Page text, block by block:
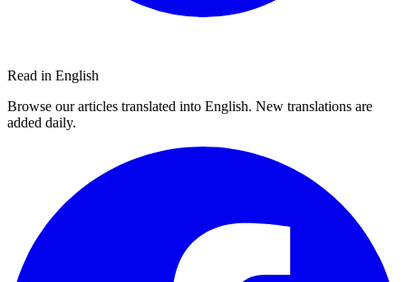
Read in English
Browse our articles translated into English. New translations are
added daily.